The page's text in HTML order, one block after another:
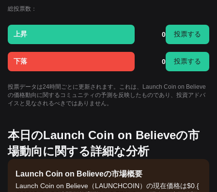
総投票数：
上昇 0 投票する
下落 0 投票する
投票データは24時間ごとに更新されます。これは、Launch Coin on Believe
の価格動向に関するコミュニティの予測を反映したものであり、投資アドバ
イスと見なされるべきではありません。
本日のLaunch Coin on Believeの市
場動向に関する詳細な分析
Launch Coin on Believeの市場概要
Launch Coin on Believe（LAUNCHCOIN）の現在価格は$0.{​